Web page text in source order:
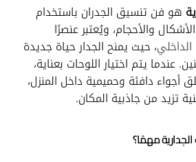
هو فن تنسيق الجدران باستخدام
والأحجام، ويُعتبر عنصرًا
، حيث يمنح الجدار حياة جديدة
يتم اختيار اللوحات بعناية،
دافئة وحميمية داخل المنزل،
تزيد من جاذبية المكان.
مهمًا؟